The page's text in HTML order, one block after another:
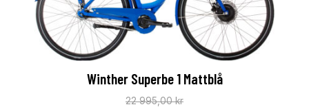
Winther Superbe 1 Mattblå
22 995,00kr